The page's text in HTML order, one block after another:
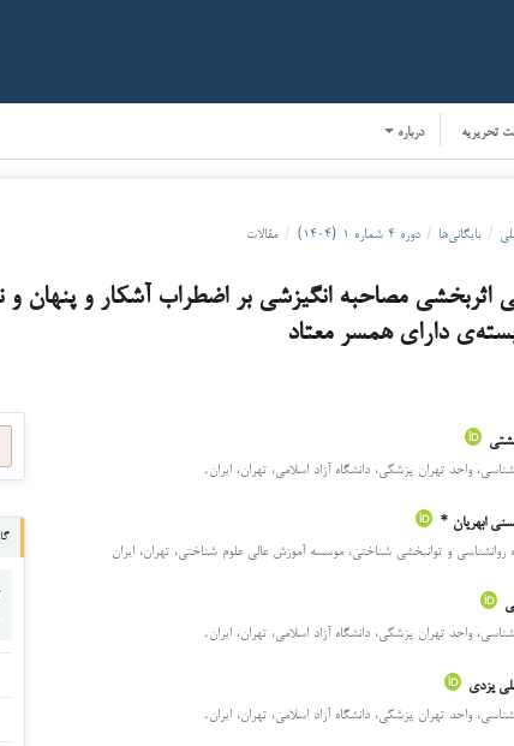
تحریریه درباره
/ بایگانی‌ها / دوره ۴ شماره ۱ (۱۴۰۴) / مقالات
اثربخشی مصاحبه انگیزشی بر اضطراب آشکار و پنهان و
دارای همسر معتاد
واحد تهران پزشکی، دانشگاه آزاد اسلامی، تهران، ایران.
ابهریان *
روانشناسی و توانبخشی شناختی، موسسه آموزش عالی علوم شناختی، تهران، ایران
واحد تهران پزشکی، دانشگاه آزاد اسلامی، تهران، ایران.
یزدی
واحد تهران پزشکی، دانشگاه آزاد اسلامی، تهران، ایران.